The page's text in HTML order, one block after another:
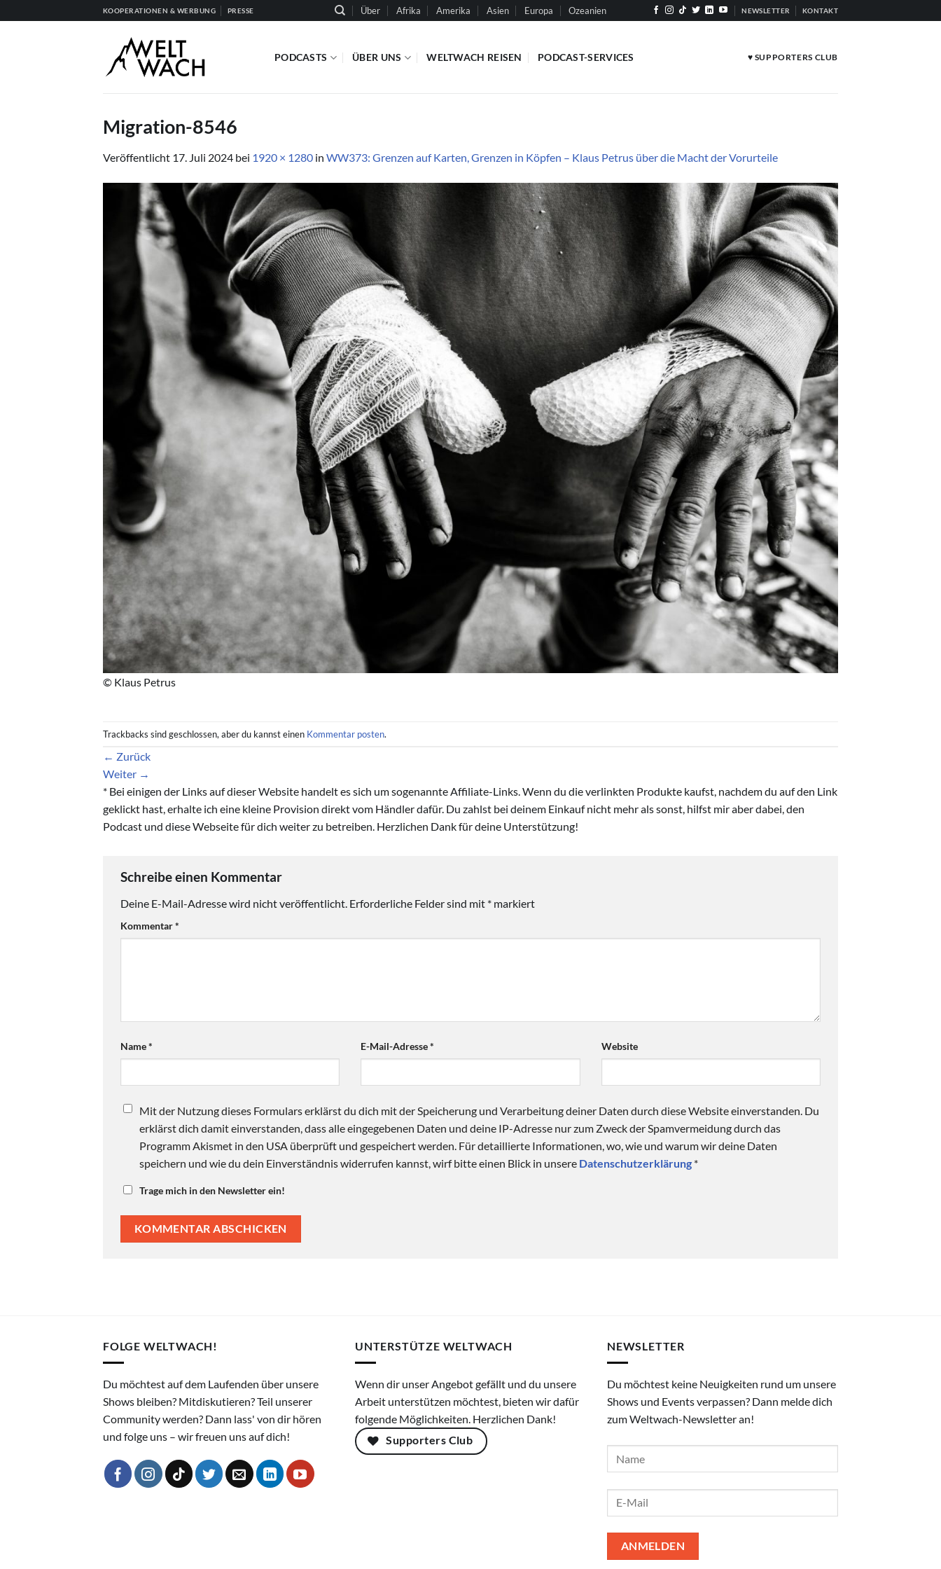
Inhalt
KOOPERATIONEN & WERBUNG PRESSE Über Afrika Amerika Asien Europa Ozeanien NEWSLETTER KONTAKT
PODCASTS ÜBER UNS WELTWACH REISEN PODCAST-SERVICES ♥ SUPPORTERS CLUB
Migration-8546
Veröffentlicht 17. Juli 2024 bei 1920 × 1280 in WW373: Grenzen auf Karten, Grenzen in Köpfen – Klaus Petrus über die Macht der Vorurteile
© Klaus Petrus
Trackbacks sind geschlossen, aber du kannst einen Kommentar posten.
← Zurück
Weiter →
* Bei einigen der Links auf dieser Website handelt es sich um sogenannte Affiliate-Links. Wenn du die verlinkten Produkte kaufst, nachdem du auf den Link
geklickt hast, erhalte ich eine kleine Provision direkt vom Händler dafür. Du zahlst bei deinem Einkauf nicht mehr als sonst, hilfst mir aber dabei, den
Podcast und diese Webseite für dich weiter zu betreiben. Herzlichen Dank für deine Unterstützung!
Schreibe einen Kommentar
Deine E-Mail-Adresse wird nicht veröffentlicht. Erforderliche Felder sind mit * markiert
Kommentar*
Name* E-Mail-Adresse* Website
Mit der Nutzung dieses Formulars erklärst du dich mit der Speicherung und Verarbeitung deiner Daten durch diese Website einverstanden. Du
erklärst dich damit einverstanden, dass alle eingegebenen Daten und deine IP-Adresse nur zum Zweck der Spamvermeidung durch das
Programm Akismet in den USA überprüft und gespeichert werden. Für detaillierte Informationen, wo, wie und warum wir deine Daten
speichern und wie du dein Einverständnis widerrufen kannst, wirf bitte einen Blick in unsere Datenschutzerklärung *
Trage mich in den Newsletter ein!
FOLGE WELTWACH!
Du möchtest auf dem Laufenden über unsere
Shows bleiben? Mitdiskutieren? Teil unserer
Community werden? Dann lass' von dir hören
und folge uns – wir freuen uns auf dich!
UNTERSTÜTZE WELTWACH
Wenn dir unser Angebot gefällt und du unsere
Arbeit unterstützen möchtest, bieten wir dafür
folgende Möglichkeiten. Herzlichen Dank!
Supporters Club
NEWSLETTER
Du möchtest keine Neuigkeiten rund um unsere
Shows und Events verpassen? Dann melde dich
zum Weltwach-Newsletter an!